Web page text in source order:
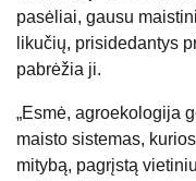
pasėliai, gausu
likučių, prisidedantys
pabrėžia ji.
„Esmė, agroekologija
maisto sistemas,
mitybą, pagrįstą